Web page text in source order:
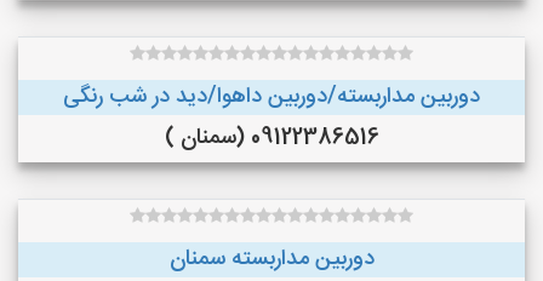
دوربین مداربسته/دوربین داهوا/دید در شب رنگی
09122386516 (سمنان )
دوربین مداربسته سمنان